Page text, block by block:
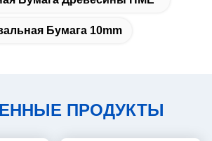
Бумага 10mm
ПРОДУКТЫ